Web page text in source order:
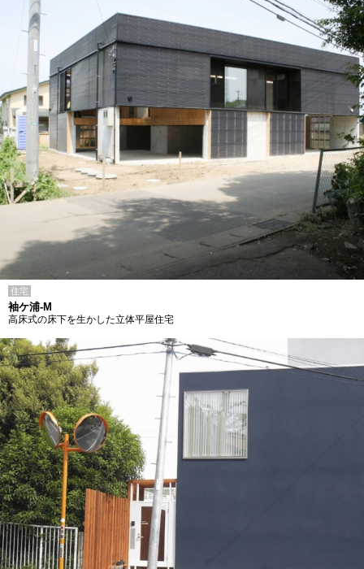
住宅
袖ケ浦-M
高床式の床下を生かした立体平屋住宅